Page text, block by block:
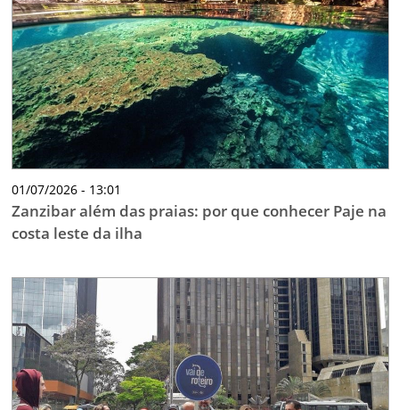
01/07/2026 - 13:01
Zanzibar além das praias: por que conhecer Paje na
costa leste da ilha